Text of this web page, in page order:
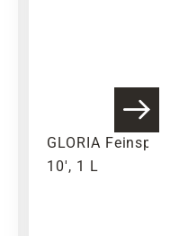
GLORIA
10', 1 L